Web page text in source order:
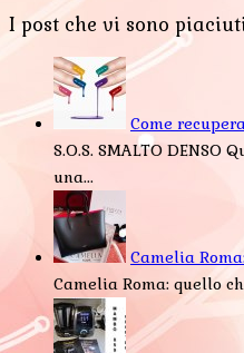
I post che vi sono
Come
S.O.S. SMALTO DENSO
una...
Camelia
Camelia Roma: quello